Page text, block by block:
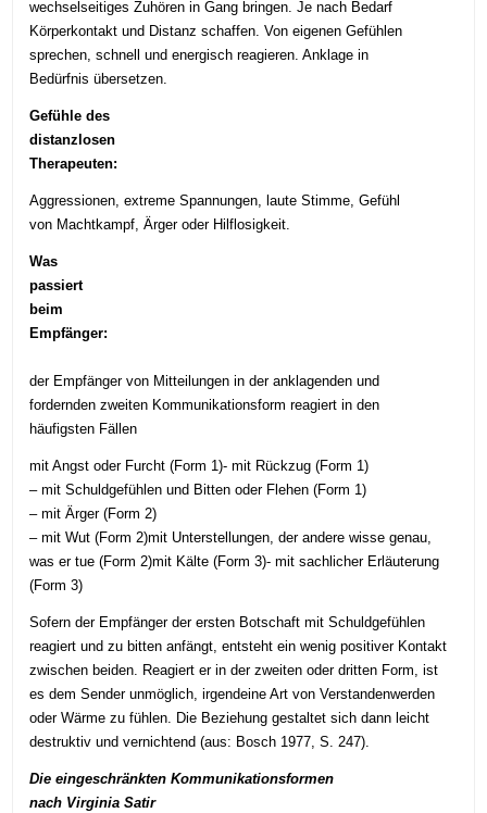
wechselseitiges Zuhören in Gang bringen. Je nach Bedarf
Körperkontakt und Distanz schaffen. Von eigenen Gefühlen
sprechen, schnell und energisch reagieren. Anklage in
Bedürfnis übersetzen.
Gefühle des
distanzlosen
Therapeuten:
Aggressionen, extreme Spannungen, laute Stimme, Gefühl
von Machtkampf, Ärger oder Hilflosigkeit.
Was
passiert
beim
Empfänger:
der Empfänger von Mitteilungen in der anklagenden und
fordernden zweiten Kommunikationsform reagiert in den
häufigsten Fällen
mit Angst oder Furcht (Form 1)- mit Rückzug (Form 1)
– mit Schuldgefühlen und Bitten oder Flehen (Form 1)
– mit Ärger (Form 2)
– mit Wut (Form 2)mit Unterstellungen, der andere wisse genau,
was er tue (Form 2)mit Kälte (Form 3)- mit sachlicher Erläuterung
(Form 3)
Sofern der Empfänger der ersten Botschaft mit Schuldgefühlen
reagiert und zu bitten anfängt, entsteht ein wenig positiver Kontakt
zwischen beiden. Reagiert er in der zweiten oder dritten Form, ist
es dem Sender unmöglich, irgendeine Art von Verstandenwerden
oder Wärme zu fühlen. Die Beziehung gestaltet sich dann leicht
destruktiv und vernichtend (aus: Bosch 1977, S. 247).
Die eingeschränkten Kommunikationsformen
nach Virginia Satir